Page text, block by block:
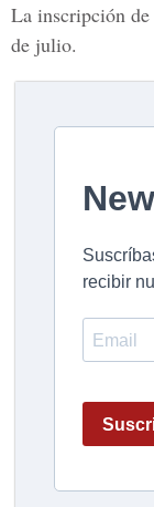
La inscripción de
de julio.